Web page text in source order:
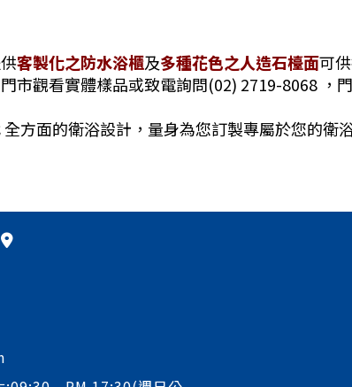
客製化之防水浴櫃及多種花色之人造石檯面可
市觀看實體樣品或致電詢問(02) 2719-8068 ，
方面的衛浴設計，量身為您訂製專屬於您的衛